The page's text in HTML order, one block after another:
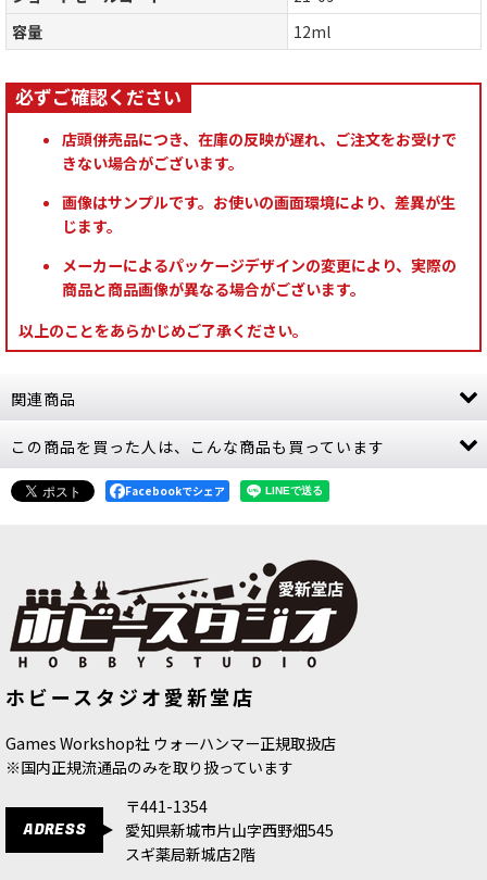
容量
12ml
店頭併売品につき、在庫の反映が遅れ、ご注文をお受けで
きない場合がございます。
画像はサンプルです。お使いの画面環境により、差異が生
じます。
メーカーによるパッケージデザインの変更により、実際の
商品と商品画像が異なる場合がございます。
以上のことをあらかじめご了承ください。
関連商品
[シタデルカラー：SHADE] DRAKENHOF
NIGHTSHADE ドラッケンホフ・ナイトシェイド
[24-17]
藍色。「ドラッケンホフ」は、ウォーハンマー世
界のエンパイア東部、かつてのズィルヴァニア撰
帝候領(現在スターランドに併合)に現存する城
名。
ク・ブルー [23-20]
8点
青藤色。「ホエス・ブルー」より更に青味が強
[シタデルカラー：LAYER] TECLIS BLUE テクリ
ス・ブルー [22-17]
この商品を買った人は、こんな商品も買っています
ァーランド・サンセット・イエロー
[ 21-01
580
(税込)
ニカス・スタンダード・グレイ
24
580円(税込)
Facebookでシェア
ホビースタジオ愛新堂店
Games Workshop社 ウォーハンマー正規取扱店
※国内正規流通品のみを取り扱っています
ADRESS
〒441-1354
愛知県新城市片山字西野畑545
スギ薬局新城店2階